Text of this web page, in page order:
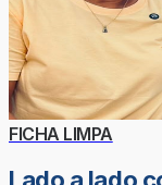
FICHA LIMPA